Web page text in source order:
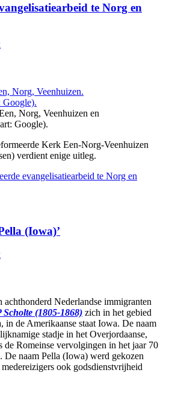
te Norg en
Norg, Veenhuizen en
Google).
Kerk Een-Norg-Veenhuizen
verdient enige uitleg.
evangelisatiearbeid te Norg en
(Iowa)’
achthonderd Nederlandse immigranten
Scholte (1805-1868) zich in het gebied
in de Amerikaanse staat Iowa. De naam
stadje in het Overjordaanse,
de Romeinse vervolgingen in het jaar 70
De naam Pella (Iowa) werd gekozen
ook godsdienstvrijheid